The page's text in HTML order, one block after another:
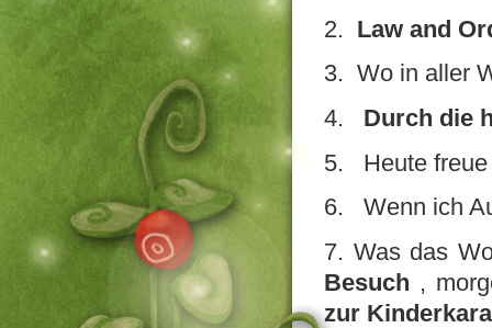
2. Law and
3. Wo in aller
4. Durch die
5. Heute
6. Wenn ich
7. Was das
Besuch ,
zur